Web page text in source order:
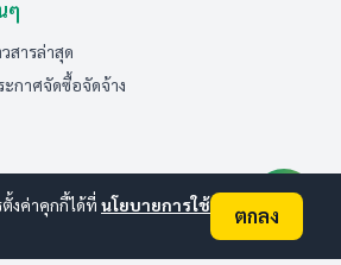
ๆ
สารล่าสุด
กาศจัดซื้อจัดจ้าง
งค่าคุกกี้ได้ที่ นโยบายการใช้
ตกลง